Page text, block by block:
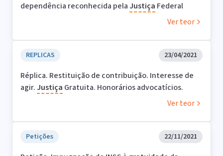
dependência reconhecida pelaJustiça Federal
Ver teor
REPLICAS 23/04/2021
Réplica. Restituição de contribuição. Interesse de
agir.Justiça Gratuita. Honorários advocatícios.
Ver teor
Petições 22/11/2021